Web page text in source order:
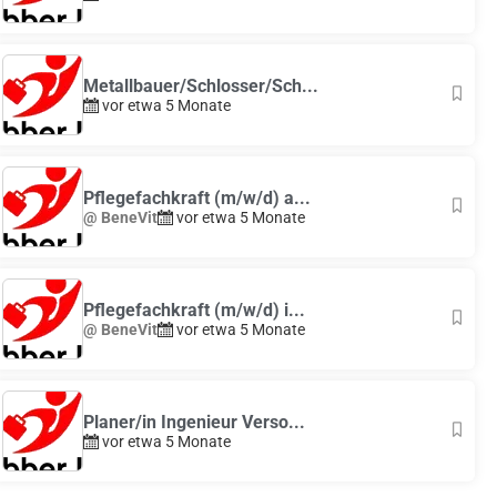
Metallbauer/Schlosser/Sch...
vor etwa 5 Monate
Pflegefachkraft (m/w/d) a...
@ BeneVit vor etwa 5 Monate
Pflegefachkraft (m/w/d) i...
@ BeneVit vor etwa 5 Monate
Planer/in Ingenieur Verso...
vor etwa 5 Monate